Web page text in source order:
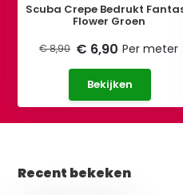
Scuba Crepe Bedrukt
Flower Groen
€ 8,90 € 6,90 Per meter
Bekijken
Recent bekeken